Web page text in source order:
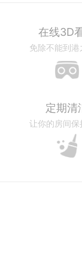
在线3D
免除不能到港
定期清
让你的房间保